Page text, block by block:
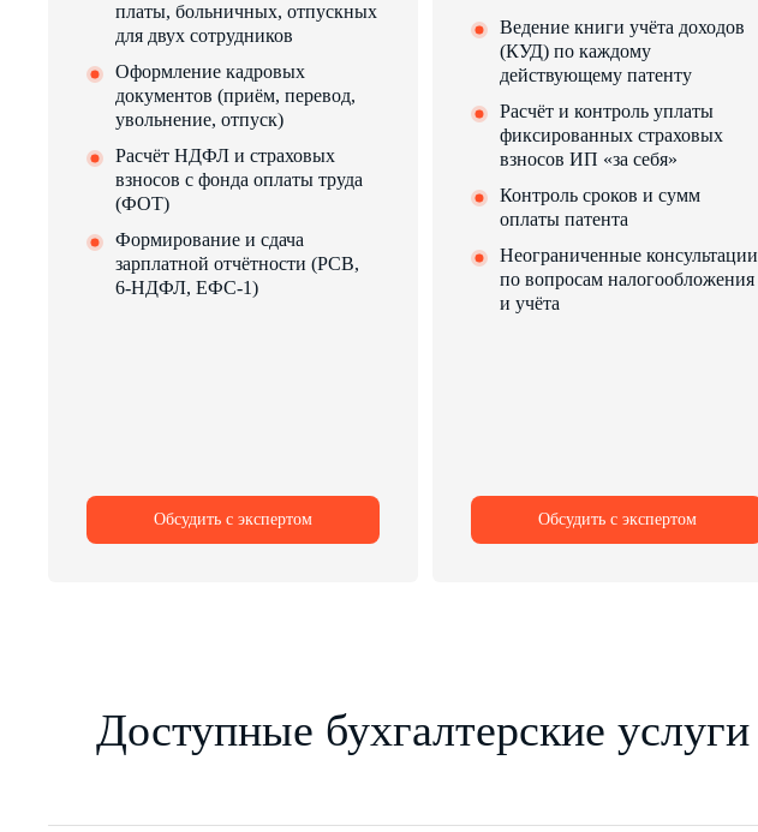
платы, больничных, отпускных
для двух сотрудников
Оформление кадровых
документов (приём, перевод,
увольнение, отпуск)
Расчёт НДФЛ и страховых
взносов с фонда оплаты труда
(ФОТ)
Формирование и сдача
зарплатной отчётности (РСВ,
6-НДФЛ, ЕФС-1)
Обсудить с экспертом
Ведение книги учёта доходов
(КУД) по каждому
действующему патенту
Расчёт и контроль уплаты
фиксированных страховых
взносов ИП «за себя»
Контроль сроков и сумм
оплаты патента
Неограниченные консультации
по вопросам налогообложения
и учёта
Обсудить с экспертом
Доступные бухгалтерские услуги